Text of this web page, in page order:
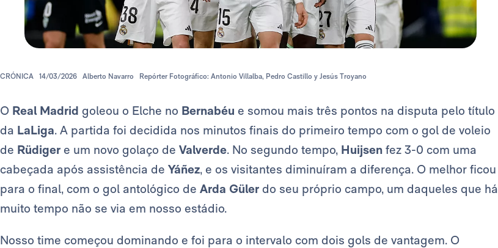
CRÓNICA 14/03/2026 Alberto Navarro Repórter Fotográfico: Antonio Villalba, Pedro Castillo y Jesús Troyano
O Real Madrid goleou o Elche no Bernabéu e somou mais três pontos na disputa pelo título
da LaLiga. A partida foi decidida nos minutos finais do primeiro tempo com o gol de voleio
de Rüdiger e um novo golaço de Valverde. No segundo tempo, Huijsen fez 3-0 com uma
cabeçada após assistência de Yáñez, e os visitantes diminuíram a diferença. O melhor ficou
para o final, com o gol antológico de Arda Güler do seu próprio campo, um daqueles que há
muito tempo não se via em nosso estádio.
Nosso time começou dominando e foi para o intervalo com dois gols de vantagem. O